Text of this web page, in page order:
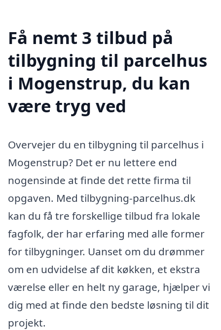
Få nemt 3 tilbud på
tilbygning til parcelhus
i Mogenstrup, du kan
være tryg ved
Overvejer du en tilbygning til parcelhus i
Mogenstrup? Det er nu lettere end
nogensinde at finde det rette firma til
opgaven. Med tilbygning-parcelhus.dk
kan du få tre forskellige tilbud fra lokale
fagfolk, der har erfaring med alle former
for tilbygninger. Uanset om du drømmer
om en udvidelse af dit køkken, et ekstra
værelse eller en helt ny garage, hjælper vi
dig med at finde den bedste løsning til dit
projekt.